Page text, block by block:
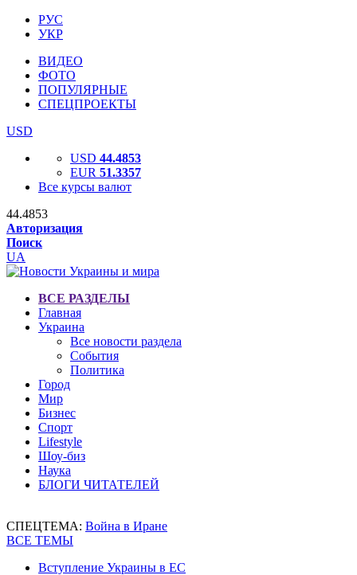
РУС
УКР
ВИДЕО
ФОТО
ПОПУЛЯРНЫЕ
СПЕЦПРОЕКТЫ
USD
USD 44.4853
EUR 51.3357
Все курсы валют
44.4853
Авторизация
Поиск
UA
ВСЕ РАЗДЕЛЫ
Главная
Украина
Все новости раздела
События
Политика
Город
Мир
Бизнес
Спорт
Lifestyle
Шоу-биз
Наука
БЛОГИ ЧИТАТЕЛЕЙ
СПЕЦТЕМА: Война в Иране
ВСЕ ТЕМЫ
Вступление Украины в ЕС